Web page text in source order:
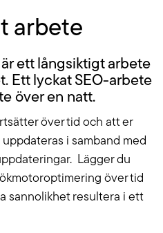
arbete
ett långsiktigt arbete
Ett lyckat SEO-arbete
över en natt.
över tid och att er
i samband med
Lägger du
över tid
sannolikhet resultera i ett